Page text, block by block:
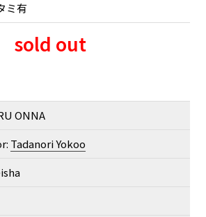
ミ有
sold out
ONNA
Tadanori Yokoo